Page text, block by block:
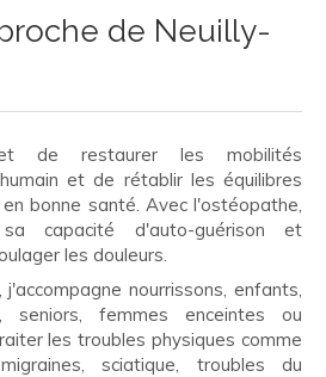
de Neuilly-
de restaurer les mobilités
et de rétablir les équilibres
bonne santé. Avec l'ostéopathe,
capacité d'auto-guérison et
les douleurs.
j'accompagne nourrissons, enfants,
seniors, femmes enceintes ou
les troubles physiques comme
sciatique, troubles du